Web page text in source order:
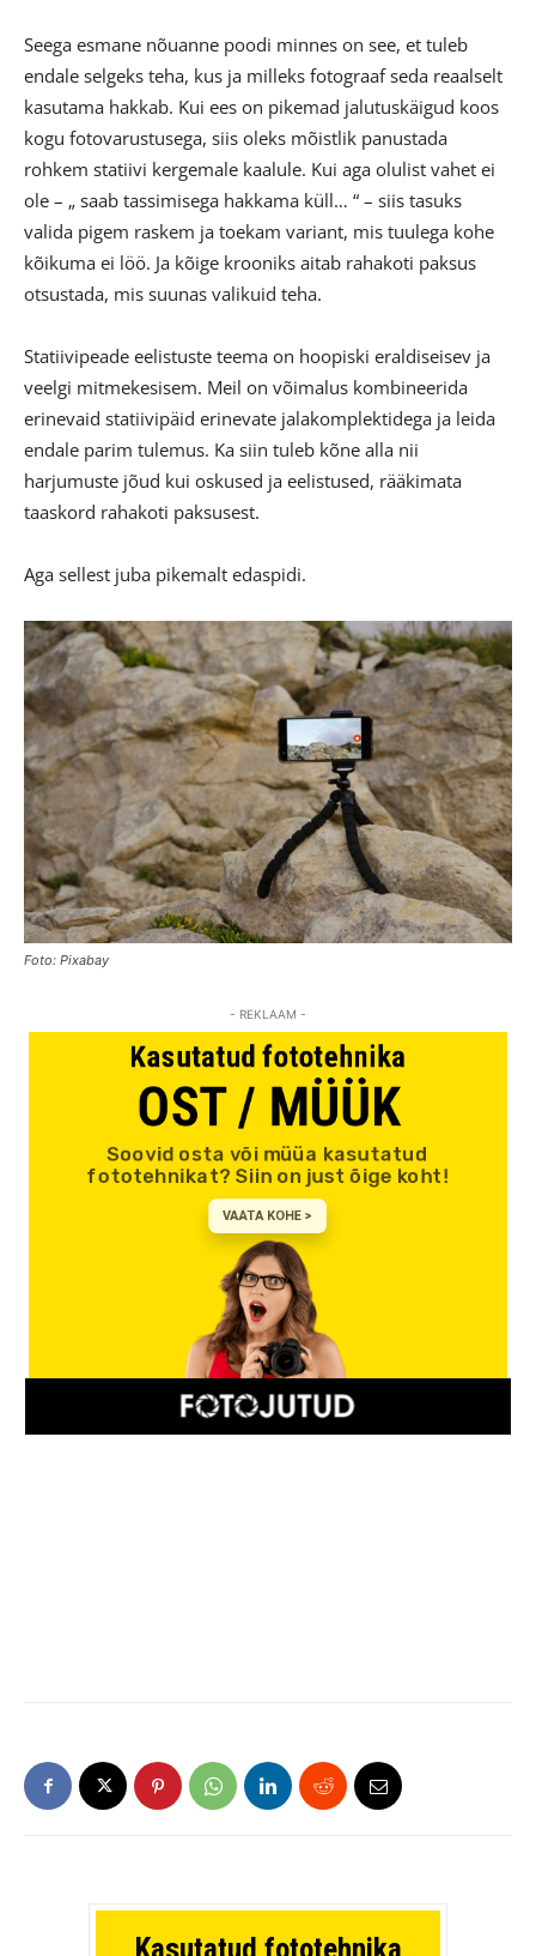
Seega esmane nõuanne poodi minnes on see, et tuleb
endale selgeks teha, kus ja milleks fotograaf seda reaalselt
kasutama hakkab. Kui ees on pikemad jalutuskäigud koos
kogu fotovarustusega, siis oleks mõistlik panustada
rohkem statiivi kergemale kaalule. Kui aga olulist vahet ei
ole – „ saab tassimisega hakkama küll… “ – siis tasuks
valida pigem raskem ja toekam variant, mis tuulega kohe
kõikuma ei löö. Ja kõige krooniks aitab rahakoti paksus
otsustada, mis suunas valikuid teha.
Statiivipeade eelistuste teema on hoopiski eraldiseisev ja
veelgi mitmekesisem. Meil on võimalus kombineerida
erinevaid statiivipäid erinevate jalakomplektidega ja leida
endale parim tulemus. Ka siin tuleb kõne alla nii
harjumuste jõud kui oskused ja eelistused, rääkimata
taaskord rahakoti paksusest.
Aga sellest juba pikemalt edaspidi.
Foto: Pixabay
- REKLAAM -